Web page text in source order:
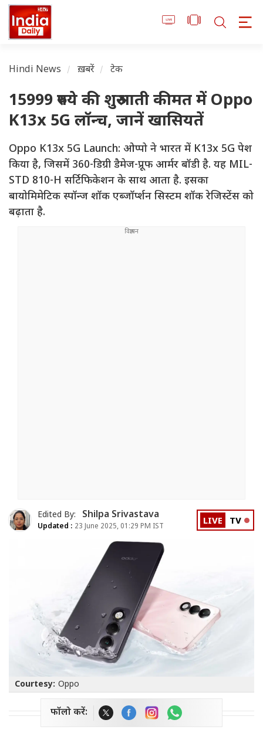
Hindi News ख़बरें टेक
15999 रुपये की शुरुआती कीमत में Oppo
K13x 5G लॉन्च, जानें खासियतें
Oppo K13x 5G Launch: ओप्पो ने भारत में K13x 5G पेश
किया है, जिसमें 360-डिग्री डैमेज-प्रूफ आर्मर बॉडी है. यह MIL-
STD 810-H सर्टिफिकेशन के साथ आता है. इसका
बायोमिमेटिक स्पॉन्ज शॉक एब्जॉर्प्शन सिस्टम शॉक रेजिस्टेंस को
बढ़ाता है.
Edited By: Shilpa Srivastava
Updated : 23 June 2025, 01:29 PM IST LIVE TV
Courtesy: Oppo
फॉलो करें: